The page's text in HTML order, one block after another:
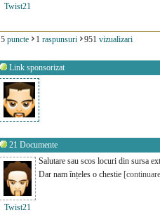
Twist21
5 puncte 1 raspunsuri 951 vizualizari
Link sponsorizat
21 Documente
Twist21
Salutare sau scos locuri din sursa
Dar nam înțeles o chestie